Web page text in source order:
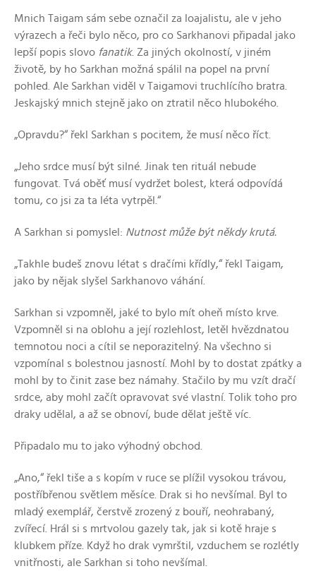
Mnich Taigam sám sebe označil za loajalistu, ale v jeho
výrazech a řeči bylo něco, pro co Sarkhanovi připadal jako
lepší popis slovo fanatik. Za jiných okolností, v jiném
životě, by ho Sarkhan možná spálil na popel na první
pohled. Ale Sarkhan viděl v Taigamovi truchlícího bratra.
Jeskajský mnich stejně jako on ztratil něco hlubokého.
„Opravdu?“ řekl Sarkhan s pocitem, že musí něco říct.
„Jeho srdce musí být silné. Jinak ten rituál nebude
fungovat. Tvá oběť musí vydržet bolest, která odpovídá
tomu, co jsi za ta léta vytrpěl.“
A Sarkhan si pomyslel: Nutnost může být někdy krutá.
„Takhle budeš znovu létat s dračími křídly,“ řekl Taigam,
jako by nějak slyšel Sarkhanovo váhání.
Sarkhan si vzpomněl, jaké to bylo mít oheň místo krve.
Vzpomněl si na oblohu a její rozlehlost, letěl hvězdnatou
temnotou noci a cítil se neporazitelný. Na všechno si
vzpomínal s bolestnou jasností. Mohl by to dostat zpátky a
mohl by to činit zase bez námahy. Stačilo by mu vzít dračí
srdce, aby mohl začít opravovat své vlastní. Tolik toho pro
draky udělal, a až se obnoví, bude dělat ještě víc.
Připadalo mu to jako výhodný obchod.
„Ano,“ řekl tiše a s kopím v ruce se plížil vysokou trávou,
postříbřenou světlem měsíce. Drak si ho nevšímal. Byl to
mladý exemplář, čerstvě zrozený z bouří, neohrabaný,
zvířecí. Hrál si s mrtvolou gazely tak, jak si kotě hraje s
klubkem příze. Když ho drak vymrštil, vzduchem se rozlétly
vnitřnosti, ale Sarkhan si toho nevšímal.